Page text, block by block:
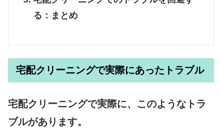
る：まとめ
宅配クリーニングで実際にあったトラブル
宅配クリーニングで実際に、このようなトラ
ブルがあります。